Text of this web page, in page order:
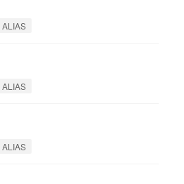
ALIAS
ALIAS
ALIAS